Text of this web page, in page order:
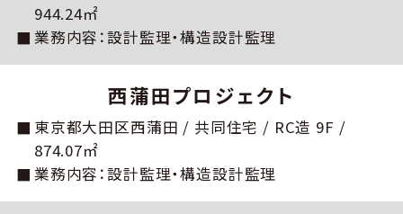
944.24㎡
業務内容：設計監理・構造設計監理
⻄蒲⽥プロジェクト
東京都⼤⽥区⻄蒲⽥ / 共同住宅 / RC造 9F /
874.07㎡
業務内容：設計監理・構造設計監理